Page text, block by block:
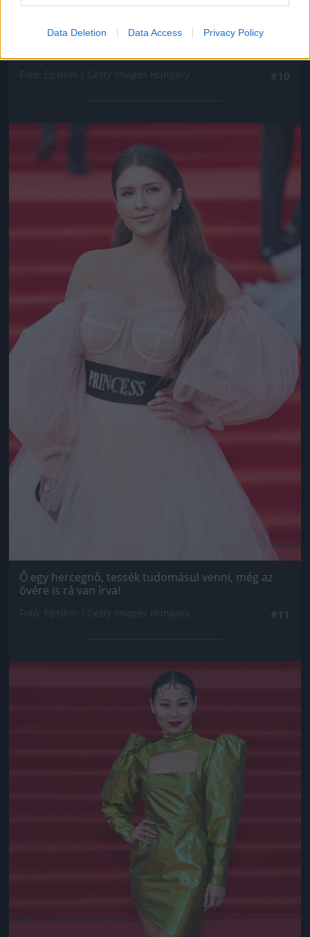
Data Deletion Data Access Privacy Policy
Jön még kép!
Ő egy hercegnő, tessék tudomásul venni, még az
övére is rá van írva!
Jön még kép!